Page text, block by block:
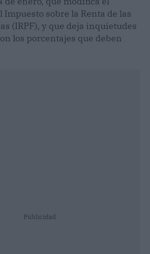
Impuesto sobre la Renta de las
(IRPF), y que deja inquietudes
los porcentajes que deben
Publicidad